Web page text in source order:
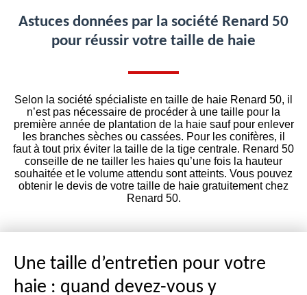
Astuces données par la société Renard 50
pour réussir votre taille de haie
Selon la société spécialiste en taille de haie Renard 50, il
n’est pas nécessaire de procéder à une taille pour la
première année de plantation de la haie sauf pour enlever
les branches sèches ou cassées. Pour les conifères, il
faut à tout prix éviter la taille de la tige centrale. Renard 50
conseille de ne tailler les haies qu’une fois la hauteur
souhaitée et le volume attendu sont atteints. Vous pouvez
obtenir le devis de votre taille de haie gratuitement chez
Renard 50.
Une taille d’entretien pour votre
haie : quand devez-vous y